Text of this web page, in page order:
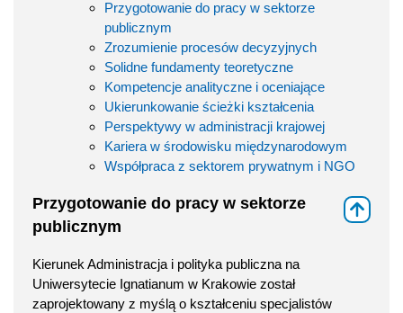
Przygotowanie do pracy w sektorze
publicznym
Zrozumienie procesów decyzyjnych
Solidne fundamenty teoretyczne
Kompetencje analityczne i oceniające
Ukierunkowanie ścieżki kształcenia
Perspektywy w administracji krajowej
Kariera w środowisku międzynarodowym
Współpraca z sektorem prywatnym i NGO
Przygotowanie do pracy w sektorze
publicznym
Kierunek Administracja i polityka publiczna na
Uniwersytecie Ignatianum w Krakowie został
zaprojektowany z myślą o kształceniu specjalistów